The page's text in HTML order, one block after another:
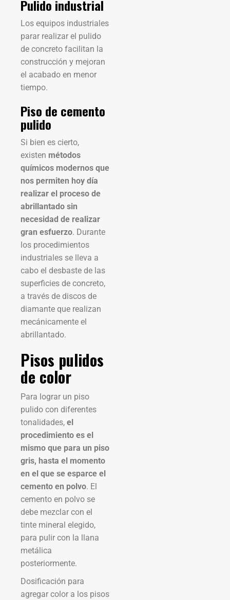
Pulido industrial
Los equipos industriales
parar realizar el pulido
de concreto facilitan la
construcción y mejoran
el acabado en menor
tiempo.
Piso de cemento
pulido
Si bien es cierto,
existen métodos
químicos modernos que
nos permiten hoy día
realizar el proceso de
abrillantado sin
necesidad de realizar
gran esfuerzo. Durante
los procedimientos
industriales se lleva a
cabo el desbaste de las
superficies de concreto,
a través de discos de
diamante que realizan
mecánicamente el
abrillantado.
Pisos pulidos
de color
Para lograr un piso
pulido con diferentes
tonalidades, el
procedimiento es el
mismo que para un piso
gris, hasta el momento
en el que se esparce el
cemento en polvo. El
cemento en polvo se
debe mezclar con el
tinte mineral elegido,
para pulir con la llana
metálica
posteriormente.
Dosificación para
agregar color a los pisos